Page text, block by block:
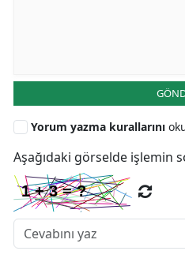
Yorum yazma kurallarını
Aşağıdaki görselde işlemin